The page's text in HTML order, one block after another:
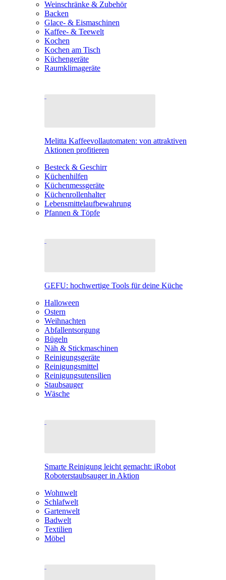
Weinschränke & Zubehör
Backen
Glace- & Eismaschinen
Kaffee- & Teewelt
Kochen
Kochen am Tisch
Küchengeräte
Raumklimageräte
Melitta Kaffeevollautomaten: von attraktiven
Aktionen profitieren
Besteck & Geschirr
Küchenhilfen
Küchenmessgeräte
Küchenrollenhalter
Lebensmittelaufbewahrung
Pfannen & Töpfe
GEFU: hochwertige Tools für deine Küche
Halloween
Ostern
Weihnachten
Abfallentsorgung
Bügeln
Näh & Stickmaschinen
Reinigungsgeräte
Reinigungsmittel
Reinigungsutensilien
Staubsauger
Wäsche
Smarte Reinigung leicht gemacht: iRobot
Roboterstaubsauger in Aktion
Wohnwelt
Schlafwelt
Gartenwelt
Badwelt
Textilien
Möbel